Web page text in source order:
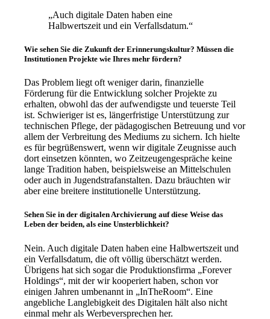
„Auch digitale Daten haben eine
Halbwertszeit und ein Verfallsdatum.“
Wie sehen Sie die Zukunft der Erinnerungskultur? Müssen die
Institutionen Projekte wie Ihres mehr fördern?
Das Problem liegt oft weniger darin, finanzielle
Förderung für die Entwicklung solcher Projekte zu
erhalten, obwohl das der aufwendigste und teuerste Teil
ist. Schwieriger ist es, längerfristige Unterstützung zur
technischen Pflege, der pädagogischen Betreuung und vor
allem der Verbreitung des Mediums zu sichern. Ich hielte
es für begrüßenswert, wenn wir digitale Zeugnisse auch
dort einsetzen könnten, wo Zeitzeugengespräche keine
lange Tradition haben, beispielsweise an Mittelschulen
oder auch in Jugendstrafanstalten. Dazu bräuchten wir
aber eine breitere institutionelle Unterstützung.
Sehen Sie in der digitalen Archivierung auf diese Weise das
Leben der beiden, als eine Unsterblichkeit?
Nein. Auch digitale Daten haben eine Halbwertszeit und
ein Verfallsdatum, die oft völlig überschätzt werden.
Übrigens hat sich sogar die Produktionsfirma „Forever
Holdings“, mit der wir kooperiert haben, schon vor
einigen Jahren umbenannt in „InTheRoom“. Eine
angebliche Langlebigkeit des Digitalen hält also nicht
einmal mehr als Werbeversprechen her.